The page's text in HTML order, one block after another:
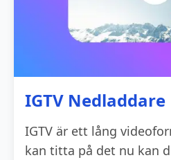
IGTV Nedladdare
IGTV är ett lång
kan titta på det nu kan